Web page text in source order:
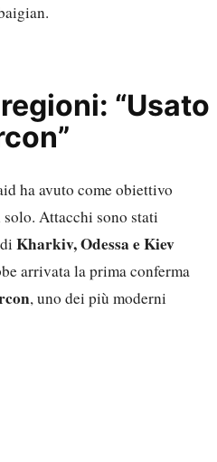
“Usato
ha avuto come obiettivo
Attacchi sono stati
Kharkiv, Odessa e Kiev
arrivata la prima conferma
, uno dei più moderni